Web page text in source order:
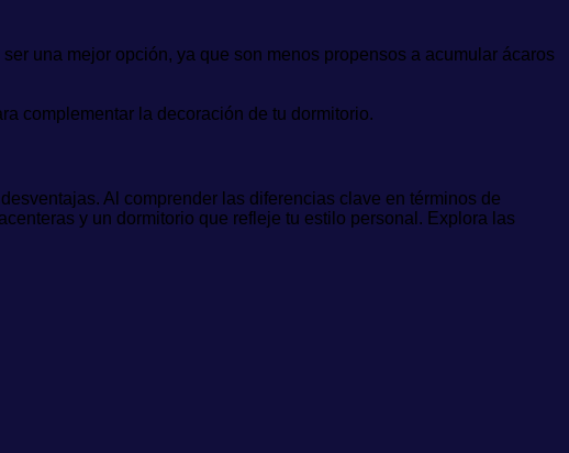
una mejor opción, ya que son menos propensos a acumular ácaros
complementar la decoración de tu dormitorio.
Al comprender las diferencias clave en términos de
y un dormitorio que refleje tu estilo personal. Explora las